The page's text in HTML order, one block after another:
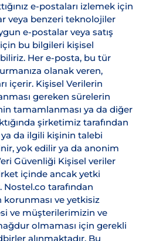
e-postaları izlemek için
veya benzeri teknolojiler
e-postalar veya satış
bu bilgileri kişisel
Her e-posta, bu tür
olanak veren,
içerir. Kişisel Verilerin
gereken sürelerin
tamamlanması ya da diğer
şirketimiz tarafından
da ilgili kişinin talebi
yok edilir ya da anonim
Güvenliği Kişisel veriler
içinde ancak yetki
tarafından
ve yetkisiz
ve müşterilerimizin ve
olmaması için gerekli
alınmaktadır. Bu